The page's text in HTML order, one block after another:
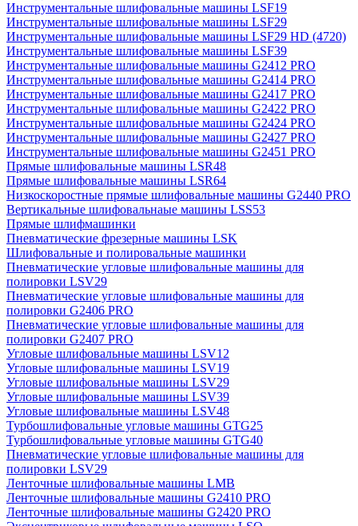
Инструментальные шлифовальные машины LSF19
Инструментальные шлифовальные машины LSF29
Инструментальные шлифовальные машины LSF29 HD (4720)
Инструментальные шлифовальные машины LSF39
Инструментальные шлифовальные машины G2412 PRO
Инструментальные шлифовальные машины G2414 PRO
Инструментальные шлифовальные машины G2417 PRO
Инструментальные шлифовальные машины G2422 PRO
Инструментальные шлифовальные машины G2424 PRO
Инструментальные шлифовальные машины G2427 PRO
Инструментальные шлифовальные машины G2451 PRO
Прямые шлифовальные машины LSR48
Прямые шлифовальные машины LSR64
Низкоскоростные прямые шлифовальные машины G2440 PRO
Вертикальные шлифовальнаые машины LSS53
Прямые шлифмашинки
Пневматические фрезерные машины LSK
Шлифовальные и полировальные машинки
Пневматические угловые шлифовальные машины для
полировки LSV29
Пневматические угловые шлифовальные машины для
полировки G2406 PRO
Пневматические угловые шлифовальные машины для
полировки G2407 PRO
Угловые шлифовальные машины LSV12
Угловые шлифовальные машины LSV19
Угловые шлифовальные машины LSV29
Угловые шлифовальные машины LSV39
Угловые шлифовальные машины LSV48
Турбошлифовальные угловые машины GTG25
Турбошлифовальные угловые машины GTG40
Пневматические угловые шлифовальные машины для
полировки LSV29
Ленточные шлифовальные машины LMB
Ленточные шлифовальные машины G2410 PRO
Ленточные шлифовальные машины G2420 PRO